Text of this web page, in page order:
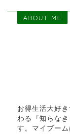
ABOUT ME
お得生活大好
わる『知らな
す。マイブー